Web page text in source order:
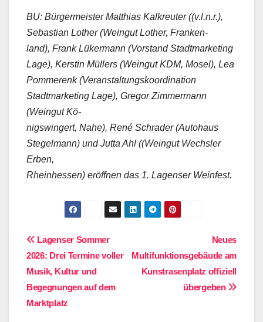
BU: Bürgermeister Matthias Kalkreuter ((v.l.n.r.),
Sebastian Lother (Weingut Lother, Franken-
land), Frank Lükermann (Vorstand Stadtmarketing
Lage), Kerstin Müllers (Weingut KDM, Mosel), Lea
Pommerenk (Veranstaltungskoordination
Stadtmarketing Lage), Gregor Zimmermann
(Weingut Kö-
nigswingert, Nahe), René Schrader (Autohaus
Stegelmann) und Jutta Ahl ((Weingut Wechsler
Erben,
Rheinhessen) eröffnen das 1. Lagenser Weinfest.
Beitragsnavigation
Neues
Multifunktionsgebäude am
Kunstrasenplatz offiziell
übergeben
Lagenser Sommer
2026: Drei Termine voller
Musik, Kultur und
Begegnungen auf dem
Marktplatz